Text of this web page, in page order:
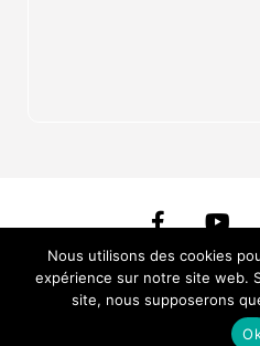
Copyright 2026 © Les Têtes de Bois
Nous utilisons des cookies
expérience sur notre site web.
site, nous supposerons